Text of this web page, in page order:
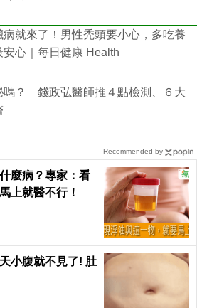
就來了！男性禿頭要小心，多吃養
心｜每日健康 Health
嗎？ 錢政弘醫師推４點檢測、６大
麼病？專家：看
上就醫不行！
小腹就不見了! 肚
Recommended by